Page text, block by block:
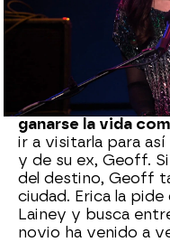
WhatsappFacebook
X
Lainey, la antigua
Erica se encuentra
ganarse la vida
ir a visitarla para así
y de su ex, Geoff.
del destino, Geoff
ciudad. Erica la
Lainey y busca
novio ha venido a